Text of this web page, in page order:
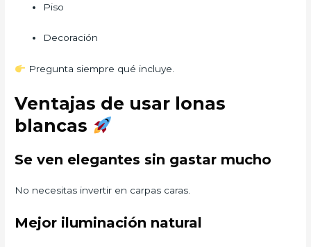
Piso
Decoración
Pregunta siempre qué incluye.
Ventajas de usar lonas
blancas
Se ven elegantes sin gastar mucho
No necesitas invertir en carpas caras.
Mejor iluminación natural